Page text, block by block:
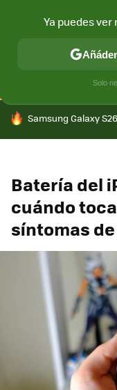
CONECTIVIDAD
HOY SE HABLA DE
Samsung Galaxy S26
Batería del
cuándo
síntomas
Ya puedes ver
Solo